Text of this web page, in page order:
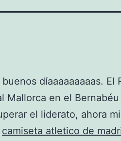
díaaaaaaaaas. El
Mallorca en el
el liderato, ahora
camiseta atletico de